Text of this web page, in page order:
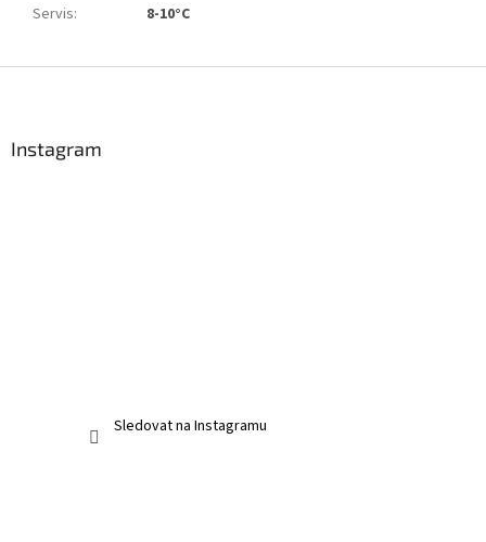
Servis: 8-10°C
Instagram
Sledovat na Instagramu